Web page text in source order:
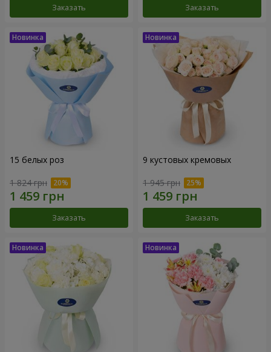
Заказать Заказать
15 белых роз
1 824 грн
Заказать
9 кустовых кремовых
1 945 грн
Заказать